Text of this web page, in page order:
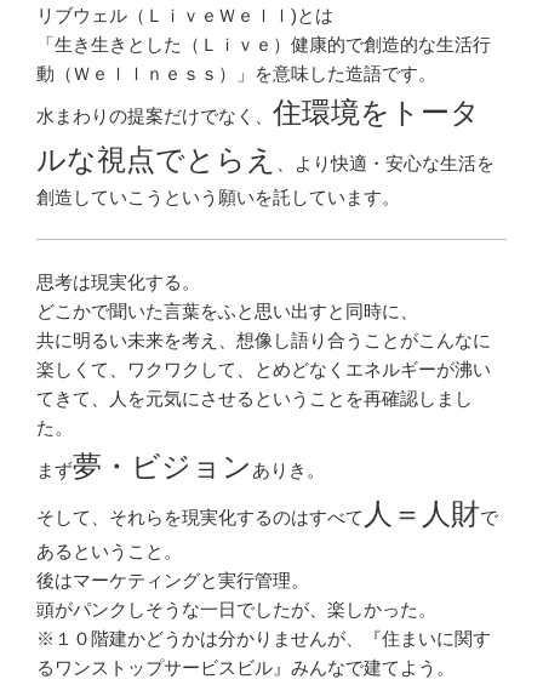
リブウェル（ＬｉｖｅＷｅｌｌ)とは
「生き生きとした（Ｌｉｖｅ）健康的で創造的な生活行
動（Ｗｅｌｌｎｅｓｓ）」を意味した造語です。
水まわりの提案だけでなく、 住環境をトータ
ルな視点でとらえ
、より快適・安心な生活を
創造していこうという願いを託しています。
思考は現実化する。
どこかで聞いた言葉をふと思い出すと同時に、
共に明るい未来を考え、想像し語り合うことがこんなに
楽しくて、ワクワクして、とめどなくエネルギーが沸い
てきて、人を元気にさせるということを再確認しまし
た。
まず夢・ビジョン ありき。
そして、それらを現実化するのはすべて 人＝人財で
あるということ。
後はマーケティングと実行管理。
頭がパンクしそうな一日でしたが、楽しかった。
※１０階建かどうかは分かりませんが、『住まいに関す
るワンストップサービスビル』みんなで建てよう。